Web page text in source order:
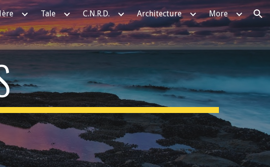
to navigation
Tale C.N.R.D. Architecture More